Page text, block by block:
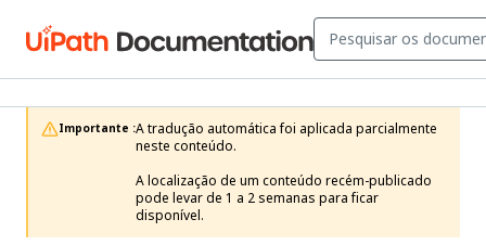
Importante :A tradução automática foi aplicada parcialmente
neste conteúdo.
A localização de um conteúdo recém-publicado
pode levar de 1 a 2 semanas para ficar
disponível.